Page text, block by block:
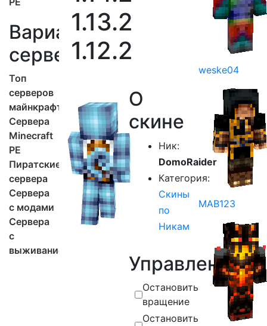
Варианты
серверов
Топ
серверов
майнкрафт
Сервера
Minecraft
PE
Пиратские
сервера
Сервера
с модами
Сервера
с
выживанием
1.13.2
1.12.2
О
скине
Ник:
DomoRaider
Категория:
Скины
по
Никам
Управление
Остановить
вращение
Остановить
weske04
MAB123